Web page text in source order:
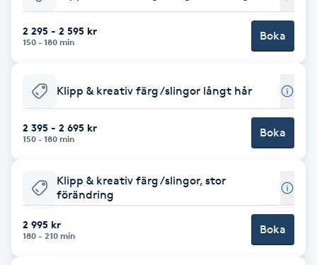
Babylights
Balayage
Barber
Barnklippning
BIAB
2 295 - 2 595 kr
150 - 180 min Boka
Klipp & kreativ färg /slingor långt hår
2 395 - 2 695 kr
150 - 180 min Boka
Klipp & kreativ färg /slingor, stor
förändring
2 995 kr
180 - 210 min Boka